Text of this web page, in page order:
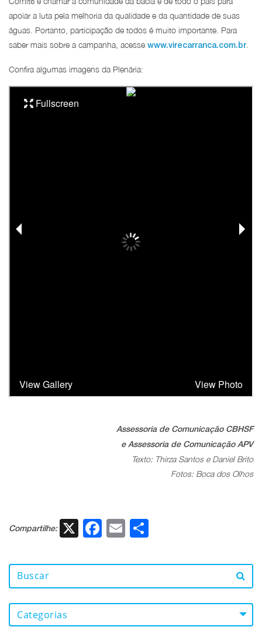
apoiar a luta pela melhoria da qualidade e da quantidade de suas
águas. Portanto, participação de todos é muito importante. Para
saber mais sobre a campanha, acesse www.virecarranca.com.br
Confira algumas imagens da Plenária:
Assessoria de Comunicação CBHSF
e Assessoria de Comunicação APV
Texto: Thirza Santos e Daniel Brito
Fotos: Boca dos Olhos
Compartilhe: X Facebook
Email
Categorias